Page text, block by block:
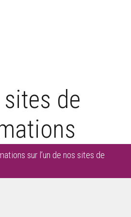
sites de
sur l’un de nos sites de